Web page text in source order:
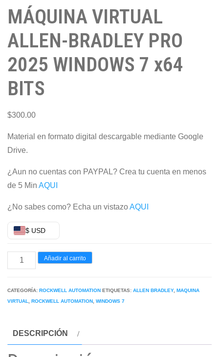
MÁQUINA VIRTUAL
ALLEN-BRADLEY PRO
2025 WINDOWS 7 x64
BITS
$300.00
Material en formato digital descargable mediante Google
Drive.
¿Aun no cuentas con PAYPAL? Crea tu cuenta en menos
de 5 Min AQUI
¿No sabes como? Echa un vistazoAQUI
$ USD
MÁQUINA
VIRTUAL
BRADLEY
7
Añadir al carrito
CATEGORÍA: ROCKWELL AUTOMATION ETIQUETAS: ALLEN BRADLEY, MAQUINA
VIRTUAL
ROCKWELL AUTOMATION WINDOWS 7
DESCRIPCIÓN